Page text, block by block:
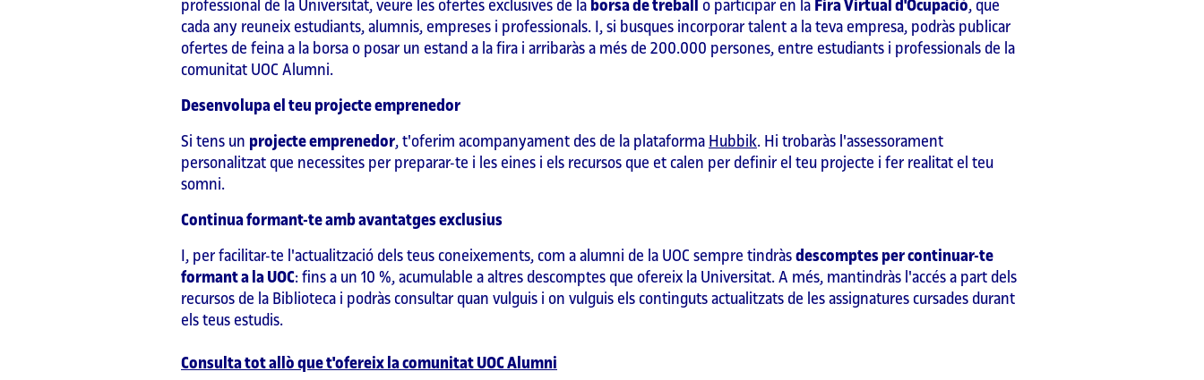
professional de la Universitat, veure les ofertes exclusives de la borsa de treball o participar en la Fira Virtual d'Ocupació, que
cada any reuneix estudiants, alumnis, empreses i professionals. I, si busques incorporar talent a la teva empresa, podràs publicar
ofertes de feina a la borsa o posar un estand a la fira i arribaràs a més de 200.000 persones, entre estudiants i professionals de la
comunitat UOC Alumni.
Desenvolupa el teu projecte emprenedor
Si tens un projecte emprenedor, t'oferim acompanyament des de la plataforma Hubbik. Hi trobaràs l'assessorament
personalitzat que necessites per preparar-te i les eines i els recursos que et calen per definir el teu projecte i fer realitat el teu
somni.
Continua formant-te amb avantatges exclusius
I, per facilitar-te l'actualització dels teus coneixements, com a alumni de la UOC sempre tindràs descomptes per continuar-te
formant a la UOC: fins a un 10 %, acumulable a altres descomptes que ofereix la Universitat. A més, mantindràs l'accés a part dels
recursos de la Biblioteca i podràs consultar quan vulguis i on vulguis els continguts actualitzats de les assignatures cursades durant
els teus estudis.
Consulta tot allò que t'ofereix la comunitat UOC Alumni